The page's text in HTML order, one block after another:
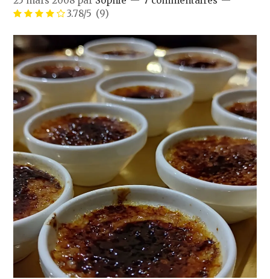
3.78/5 (9)